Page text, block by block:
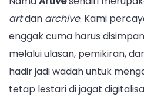
artdan archive. Kami
enggak cuma harus
melalui ulasan, pemikiran,
hadir jadi wadah untuk
tetap lestari di jagat